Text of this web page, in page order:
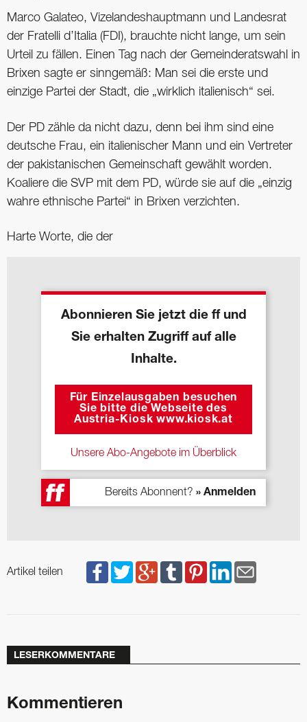
Marco Galateo, Vizelandeshauptmann und Landesrat
der Fratelli d’Italia (FDI), brauchte nicht lange, um sein
Urteil zu fällen. Einen Tag nach der Gemeinderatswahl in
Brixen sagte er sinngemäß: Man sei die erste und
einzige Partei der Stadt, die „wirklich italienisch“ sei.
Der PD zähle da nicht dazu, denn bei ihm sind eine
deutsche Frau, ein italienischer Mann und ein Vertreter
der pakistanischen Gemeinschaft gewählt worden.
Koaliere die SVP mit dem PD, würde sie auf die „einzig
wahre ethnische Partei“ in Brixen verzichten.
Harte Worte, die der
Abonnieren Sie jetzt die ff und
Sie erhalten Zugriff auf alle
Inhalte.
Für Einzelausgaben besuchen
Sie bitte die Webseite des
Austria-Kiosk www.kiosk.at
Unsere Abo-Angebote im Überblick
Bereits Abonnent? » Anmelden
Artikel teilen
LESERKOMMENTARE
Kommentieren